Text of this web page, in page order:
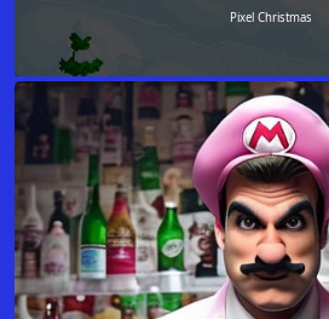
Pixel Christmas